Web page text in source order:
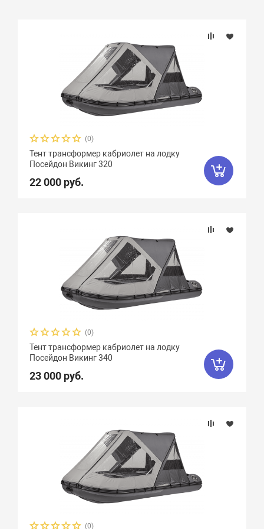
(0)
Тент трансформер кабриолет на лодку
Посейдон Викинг 320
22 000 руб.
(0)
Тент трансформер кабриолет на лодку
Посейдон Викинг 340
23 000 руб.
(0)